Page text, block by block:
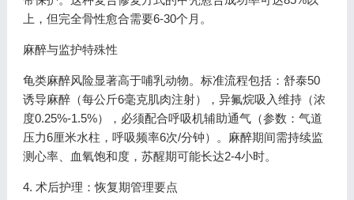
上，但完全骨性愈合需要6-30个月。
麻醉与监护特殊性
龟类麻醉风险显著高于哺乳动物。标准流程包括：舒泰50
诱导麻醉（每公斤6毫克肌肉注射），异氟烷吸入维持（浓
度0.25%-1.5%），必须配合呼吸机辅助通气（参数：气道
压力6厘米水柱，呼吸频率6次/分钟）。麻醉期间需持续监
测心率、血氧饱和度，苏醒期可能长达2-4小时。
4. 术后护理：恢复期管理要点